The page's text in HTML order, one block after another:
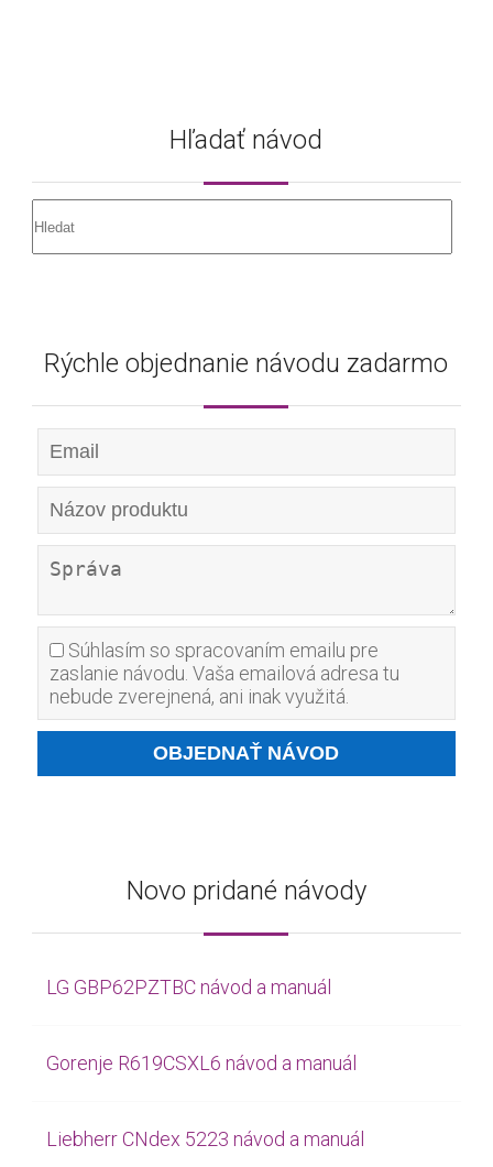
Hľadať návod
Rýchle objednanie návodu zadarmo
Súhlasím so spracovaním emailu pre
zaslanie návodu. Vaša emailová adresa tu
nebude zverejnená, ani inak využitá.
Novo pridané návody
LG GBP62PZTBC návod a manuál
Gorenje R619CSXL6 návod a manuál
Liebherr CNdex 5223 návod a manuál